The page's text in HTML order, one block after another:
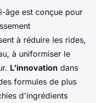
âge est conçue pour
à réduire les rides,
à uniformiser le
L'innovation dans
formules de plus
d'ingrédients